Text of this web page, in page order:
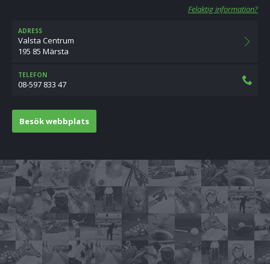
Felaktig information?
ADRESS
Valsta Centrum
195 85 Märsta
TELEFON
08-597 833 47
Besök webbplats